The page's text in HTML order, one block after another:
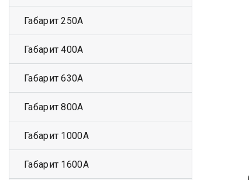
Габарит 250А
Габарит 400А
Габарит 630А
Габарит 800А
Габарит 1000А
Габарит 1600А